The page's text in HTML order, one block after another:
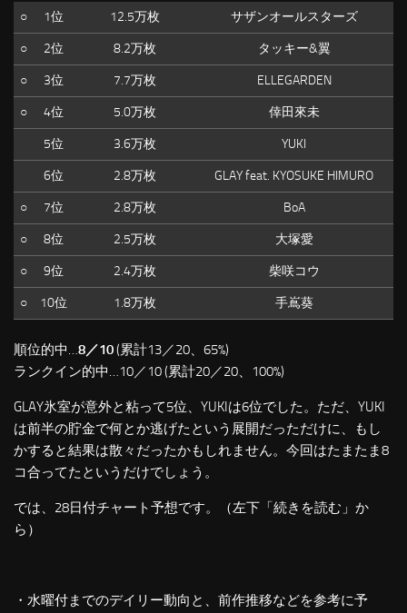
○ 1位 12.5万枚 サザンオールスターズ
○ 2位 8.2万枚 タッキー&翼
○ 3位 7.7万枚 ELLEGARDEN
○ 4位 5.0万枚 倖田來未
5位 3.6万枚 YUKI
6位 2.8万枚 GLAY feat. KYOSUKE HIMURO
○ 7位 2.8万枚 BoA
○ 8位 2.5万枚 大塚愛
○ 9位 2.4万枚 柴咲コウ
○ 10位 1.8万枚 手嶌葵
順位的中…8／10(累計13／20、65%)
ランクイン的中…10／10 (累計20／20、100%)
GLAY氷室が意外と粘って5位、YUKIは6位でした。ただ、YUKI
は前半の貯金で何とか逃げたという展開だっただけに、もし
かすると結果は散々だったかもしれません。今回はたまたま8
コ合ってたというだけでしょう。
では、28日付チャート予想です。（左下「続きを読む」か
ら）
・水曜付までのデイリー動向と、前作推移などを参考に予